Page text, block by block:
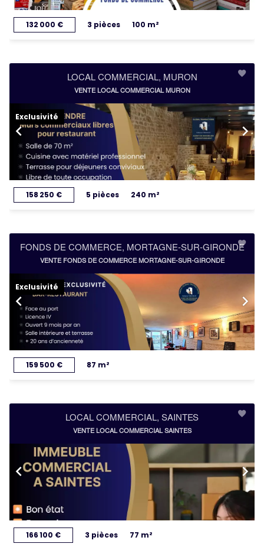
132 000 € 3 pièces 100 m²
LOCAL COMMERCIAL, MURON
VENTE LOCAL COMMERCIAL MURON
158 250 € 5 pièces 240 m²
Exclusivité
FONDS DE COMMERCE, MORTAGNE-SUR-GIRONDE
VENTE FONDS DE COMMERCE MORTAGNE-SUR-GIRONDE
159 500 € 87 m²
Exclusivité
LOCAL COMMERCIAL, SAINTES
VENTE LOCAL COMMERCIAL SAINTES
166 100 € 3 pièces 77 m²